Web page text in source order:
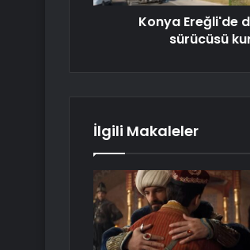
Konya Ereğli'de
sürücüsü
İlgili Makaleler